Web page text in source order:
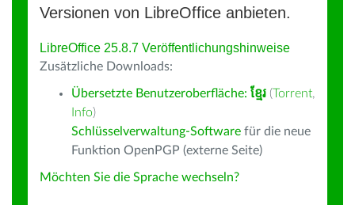
Versionen von LibreOffice anbieten.
LibreOffice 25.8.7 Veröffentlichungshinweise
Zusätzliche Downloads:
Übersetzte Benutzeroberfläche: ខ្មែរ (Torrent,
Info)
Schlüsselverwaltung-Software für die neue
Funktion OpenPGP (externe Seite)
Möchten Sie die Sprache wechseln?